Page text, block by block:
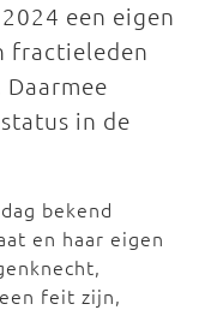
een eigen
fractieleden
in de
bekend
en haar eigen
feit zijn,